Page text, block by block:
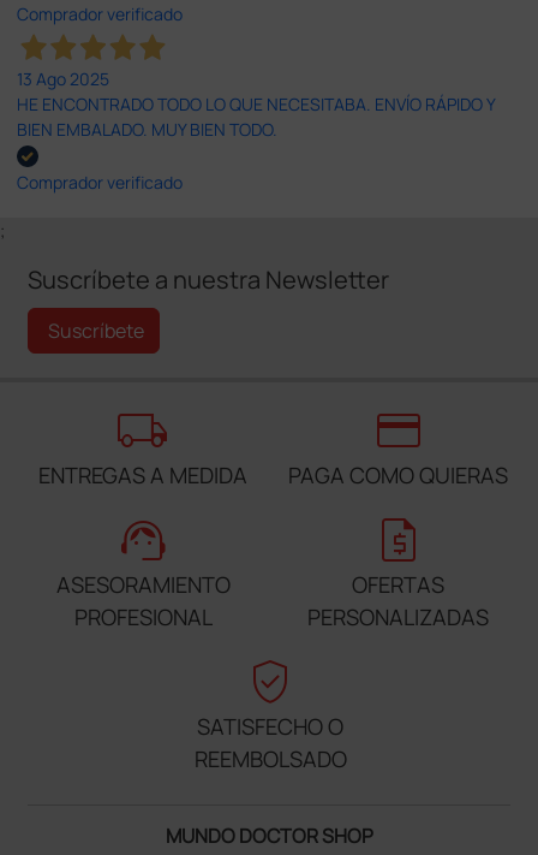
Comprador verificado
13 Ago 2025
HE ENCONTRADO TODO LO QUE NECESITABA. ENVÍO RÁPIDO Y
BIEN EMBALADO. MUY BIEN TODO.
Comprador verificado
;
Suscríbete a nuestra Newsletter
Suscríbete
local_shipping
ENTREGAS A MEDIDA
credit_card
PAGA COMO QUIERAS
support_agent
ASESORAMIENTO
PROFESIONAL
request_quote
OFERTAS
PERSONALIZADAS
verified_user
SATISFECHO O
REEMBOLSADO
MUNDO DOCTOR SHOP